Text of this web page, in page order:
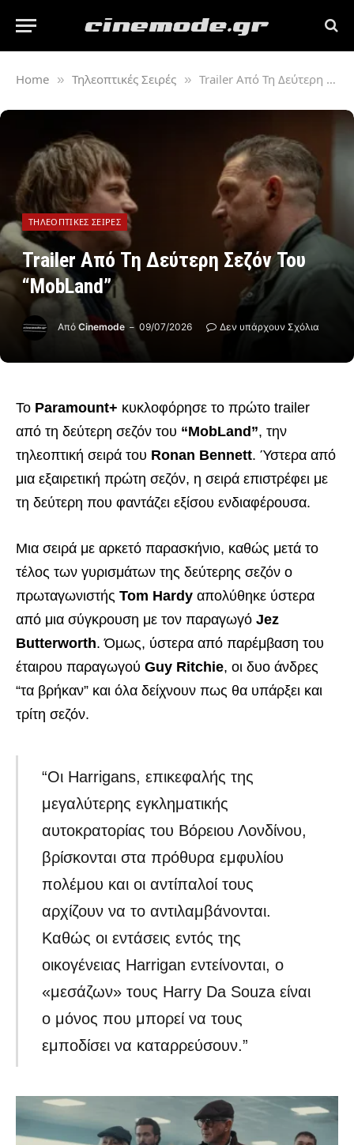
Home » Τηλεοπτικές Σειρές » Trailer Από Τη Δεύτερη Σεζόν Του “MobLand”
ΤΗΛΕΟΠΤΙΚΈΣ ΣΕΙΡΈΣ
Trailer Από Τη Δεύτερη Σεζόν Του
“MobLand”
Από Cinemode 09/07/2026 Δεν υπάρχουν Σχόλια
Το Paramount+ κυκλοφόρησε το πρώτο trailer
από τη δεύτερη σεζόν του “MobLand”, την
τηλεοπτική σειρά του Ronan Bennett. Ύστερα από
μια εξαιρετική πρώτη σεζόν, η σειρά επιστρέφει με
τη δεύτερη που φαντάζει εξίσου ενδιαφέρουσα.
Μια σειρά με αρκετό παρασκήνιο, καθώς μετά το
τέλος των γυρισμάτων της δεύτερης σεζόν ο
πρωταγωνιστής Tom Hardy απολύθηκε ύστερα
από μια σύγκρουση με τον παραγωγό Jez
Butterworth. Όμως, ύστερα από παρέμβαση του
έταιρου παραγωγού Guy Ritchie, οι δυο άνδρες
“τα βρήκαν” και όλα δείχνουν πως θα υπάρξει και
τρίτη σεζόν.
“Οι Harrigans, επικεφαλής της
μεγαλύτερης εγκληματικής
αυτοκρατορίας του Βόρειου Λονδίνου,
βρίσκονται στα πρόθυρα εμφυλίου
πολέμου και οι αντίπαλοί τους
αρχίζουν να το αντιλαμβάνονται.
Καθώς οι εντάσεις εντός της
οικογένειας Harrigan εντείνονται, ο
«μεσάζων» τους Harry Da Souza είναι
ο μόνος που μπορεί να τους
εμποδίσει να καταρρεύσουν.”